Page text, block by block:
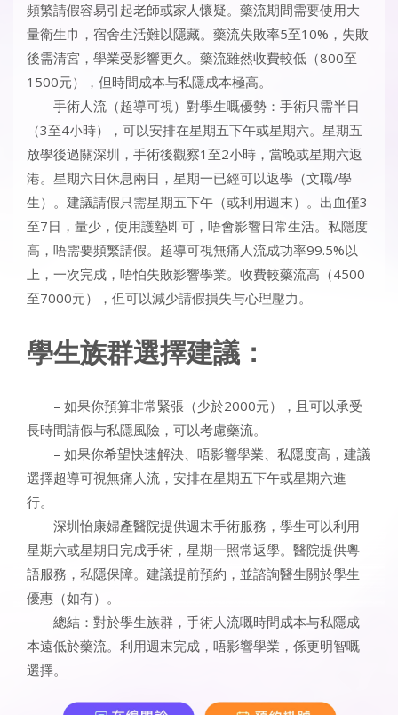
頻繁請假容易引起老師或家人懷疑。藥流期間需要使用大
量衛生巾，宿舍生活難以隱藏。藥流失敗率5至10%，失敗
後需清宮，學業受影響更久。藥流雖然收費較低（800至
1500元），但時間成本与私隱成本極高。
手術人流（超導可視）對學生嘅優勢：手術只需半日
（3至4小時），可以安排在星期五下午或星期六。星期五
放學後過關深圳，手術後觀察1至2小時，當晚或星期六返
港。星期六日休息兩日，星期一已經可以返學（文職/學
生）。建議請假只需星期五下午（或利用週末）。出血僅3
至7日，量少，使用護墊即可，唔會影響日常生活。私隱度
高，唔需要頻繁請假。超導可視無痛人流成功率99.5%以
上，一次完成，唔怕失敗影響學業。收費較藥流高（4500
至7000元），但可以減少請假損失与心理壓力。
學生族群選擇建議：
– 如果你預算非常緊張（少於2000元），且可以承受
長時間請假与私隱風險，可以考慮藥流。
– 如果你希望快速解決、唔影響學業、私隱度高，建議
選擇超導可視無痛人流，安排在星期五下午或星期六進
行。
深圳怡康婦產醫院提供週末手術服務，學生可以利用
星期六或星期日完成手術，星期一照常返學。醫院提供粵
語服務，私隱保障。建議提前預約，並諮詢醫生關於學生
優惠（如有）。
總結：對於學生族群，手術人流嘅時間成本与私隱成
本遠低於藥流。利用週末完成，唔影響學業，係更明智嘅
選擇。